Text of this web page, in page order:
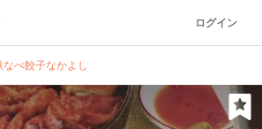
ログイン
なべ餃子なかよし